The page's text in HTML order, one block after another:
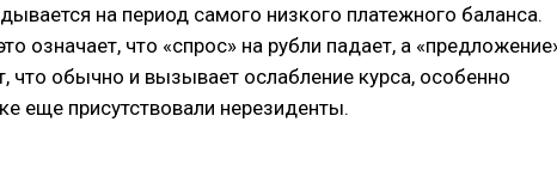
на период самого низкого платежного баланса.
означает, что «спрос» на рубли падает, а
что обычно и вызывает ослабление курса, особенно
еще присутствовали нерезиденты.